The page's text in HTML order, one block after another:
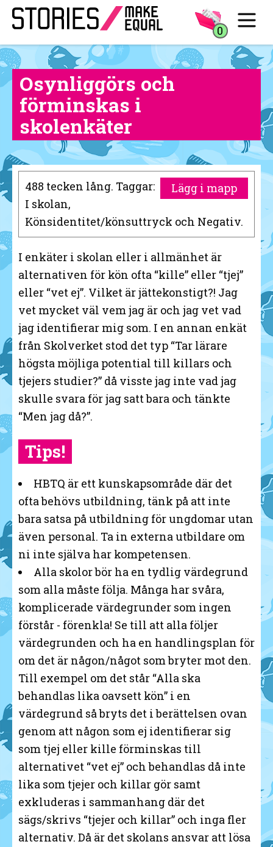
0
Osynliggörs och
förminskas i
skolenkäter
Lägg i mapp
488 tecken lång. Taggar:
I skolan,
Könsidentitet/könsuttryck och Negativ.
I enkäter i skolan eller i allmänhet är
alternativen för kön ofta “kille” eller “tjej”
eller “vet ej”. Vilket är jättekonstigt?! Jag
vet mycket väl vem jag är och jag vet vad
jag identifierar mig som. I en annan enkät
från Skolverket stod det typ “Tar lärare
högsta möjliga potential till killars och
tjejers studier?” då visste jag inte vad jag
skulle svara för jag satt bara och tänkte
“Men jag då?”.
Tips!
HBTQ är ett kunskapsområde där det
ofta behövs utbildning, tänk på att inte
bara satsa på utbildning för ungdomar utan
även personal. Ta in externa utbildare om
ni inte själva har kompetensen.
Alla skolor bör ha en tydlig värdegrund
som alla måste följa. Många har svåra,
komplicerade värdegrunder som ingen
förstår - förenkla! Se till att alla följer
värdegrunden och ha en handlingsplan för
om det är någon/något som bryter mot den.
Till exempel om det står “Alla ska
behandlas lika oavsett kön” i en
värdegrund så bryts det i berättelsen ovan
genom att någon som ej identifierar sig
som tjej eller kille förminskas till
alternativet “vet ej” och behandlas då inte
lika som tjejer och killar gör samt
exkluderas i sammanhang där det
sägs/skrivs “tjejer och killar” och inga fler
alternativ. Då är det skolans ansvar att lösa